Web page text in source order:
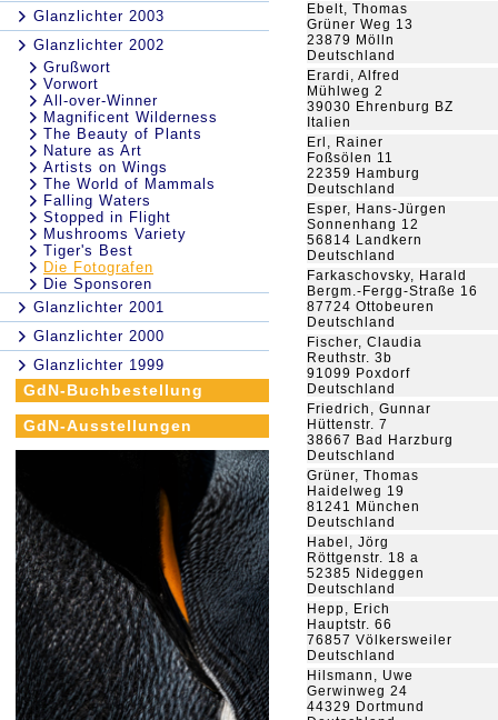
Glanzlichter 2003
Glanzlichter 2002
Grußwort
Vorwort
All-over-Winner
Magnificent Wilderness
The Beauty of Plants
Nature as Art
Artists on Wings
The World of Mammals
Falling Waters
Stopped in Flight
Mushrooms Variety
Tiger's Best
Die Fotografen
Die Sponsoren
Glanzlichter 2001
Glanzlichter 2000
Glanzlichter 1999
GdN-Buchbestellung
GdN-Ausstellungen
Ebelt, Thomas
Grüner Weg 13
23879 Mölln
Deutschland
Erardi, Alfred
Mühlweg 2
39030 Ehrenburg BZ
Italien
Erl, Rainer
Foßsölen 11
22359 Hamburg
Deutschland
Esper, Hans-Jürgen
Sonnenhang 12
56814 Landkern
Deutschland
Farkaschovsky, Harald
Bergm.-Fergg-Straße 16
87724 Ottobeuren
Deutschland
Fischer, Claudia
Reuthstr. 3b
91099 Poxdorf
Deutschland
Friedrich, Gunnar
Hüttenstr. 7
38667 Bad Harzburg
Deutschland
Grüner, Thomas
Haidelweg 19
81241 München
Deutschland
Habel, Jörg
Röttgenstr. 18 a
52385 Nideggen
Deutschland
Hepp, Erich
Hauptstr. 66
76857 Völkersweiler
Deutschland
Hilsmann, Uwe
Gerwinweg 24
44329 Dortmund